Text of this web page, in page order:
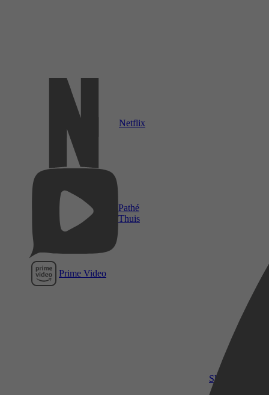
Netflix
Pathé
Thuis
Prime Video
SkyShowtime